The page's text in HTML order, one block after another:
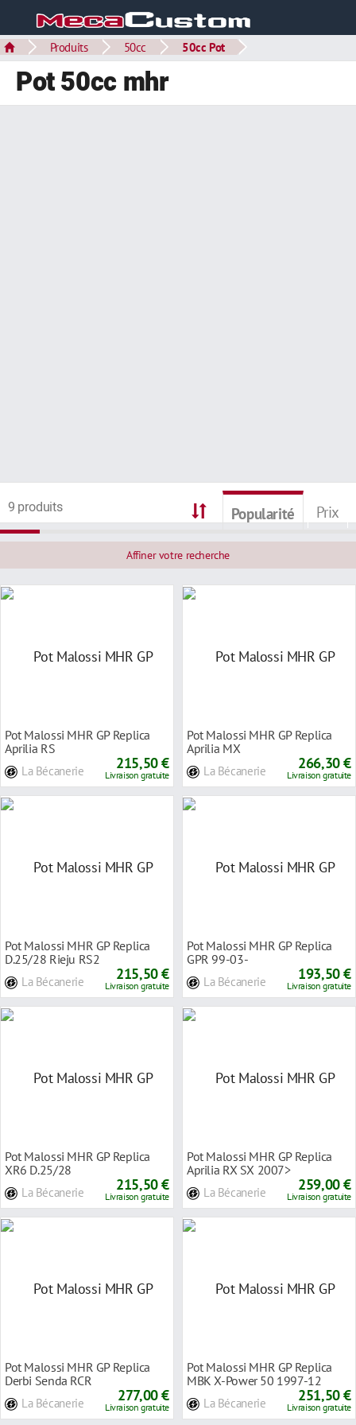
Produits 50cc 50cc Pot
Pot 50cc mhr
9 produits Popularité Prix
Affiner votre recherche
Pot Malossi MHR GP Replica
Aprilia RS
La Bécanerie 215,50 €
Livraison gratuite
Pot Malossi MHR GP Replica
Aprilia MX
La Bécanerie 266,30 €
Livraison gratuite
Pot Malossi MHR GP Replica
D.25/28 Rieju RS2
La Bécanerie 215,50 €
Livraison gratuite
Pot Malossi MHR GP Replica
GPR 99-03-
La Bécanerie 193,50 €
Livraison gratuite
Pot Malossi MHR GP Replica
XR6 D.25/28
La Bécanerie 215,50 €
Livraison gratuite
Pot Malossi MHR GP Replica
Aprilia RX SX 2007>
La Bécanerie 259,00 €
Livraison gratuite
Pot Malossi MHR GP Replica
Derbi Senda RCR
La Bécanerie 277,00 €
Livraison gratuite
Pot Malossi MHR GP Replica
MBK X-Power 50 1997-12
La Bécanerie 251,50 €
Livraison gratuite